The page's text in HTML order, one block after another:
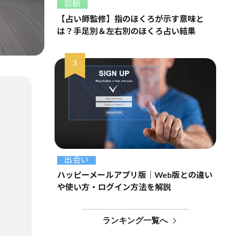
診断
【占い師監修】指のほくろが示す意味と
は？手足別＆左右別のほくろ占い結果
出会い
ハッピーメールアプリ版｜Web版との違い
や使い方・ログイン方法を解説
ランキング一覧へ